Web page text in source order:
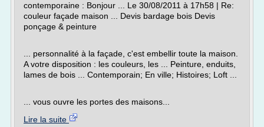
contemporaine : Bonjour ... Le 30/08/2011 à 17h58 | Re:
couleur façade maison ... Devis bardage bois Devis
ponçage & peinture
... personnalité à la façade, c'est embellir toute la maison.
A votre disposition : les couleurs, les ... Peinture, enduits,
lames de bois ... Contemporain; En ville; Histoires; Loft ...
... vous ouvre les portes des maisons...
Lire la suite